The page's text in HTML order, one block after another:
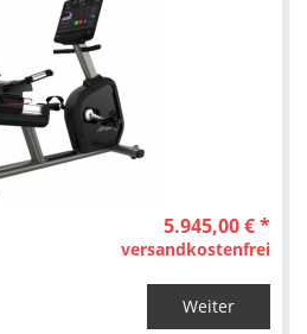
5.945,00 € *
versandkostenfrei
Weiter